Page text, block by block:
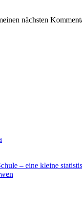
nächsten
– eine kleine